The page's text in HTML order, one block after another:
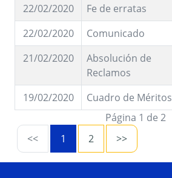
22/02/2020
Fe de erratas
22/02/2020
Comunicado
21/02/2020
Absolución de
Reclamos
19/02/2020
Cuadro de Méritos
Página 1 de 2
<<
1 2 >>